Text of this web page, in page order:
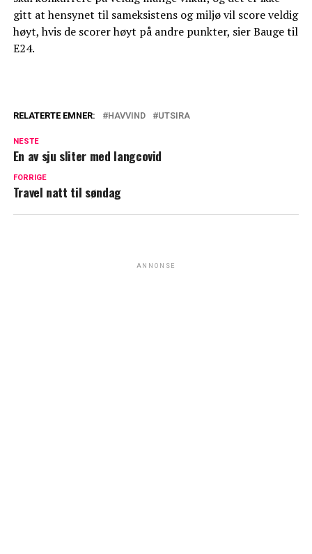
gitt at hensynet til sameksistens og miljø vil score veldig
høyt, hvis de scorer høyt på andre punkter, sier Bauge til
E24.
RELATERTE EMNER: HAVVIND UTSIRA
NESTE
En av sju sliter med langcovid
FORRIGE
Travel natt til søndag
ANNONSE